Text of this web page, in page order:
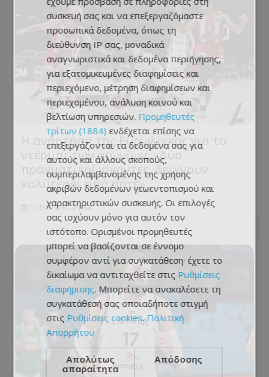
Η ανάρτηση της Ευρωλίγκας για τα
ντέρμπι των αιωνίων: «Δύο
πραγματικοί γίγαντες, δείχνουν
καλύτεροι από ποτέ»
31.07.2026 - 21:54
συσκευή σας και να επεξεργαζόμαστε
προσωπικά δεδομένα, όπως τη
διεύθυνση IP σας, μοναδικά
αναγνωριστικά και δεδομένα περιήγησης,
για εξατομικευμένες διαφημίσεις και
περιεχόμενο, μέτρηση διαφημίσεων και
περιεχομένου, ανάλυση κοινού και
βελτίωση υπηρεσιών. Προμηθευτές
τρίτων (1884) ενδέχεται επίσης να
επεξεργάζονται τα δεδομένα σας για
αυτούς και άλλους σκοπούς,
συμπεριλαμβανομένης της χρήσης
ακριβών δεδομένων γεωεντοπισμού και
χαρακτηριστικών συσκευής. Οι επιλογές
σας ισχύουν μόνο για αυτόν τον
ιστότοπο. Ορισμένοι προμηθευτές
μπορεί να βασίζονται σε έννομο
συμφέρον αντί για συγκατάθεση· έχετε το
δικαίωμα να αντιταχθείτε στις Ρυθμίσεις
διαφήμισης. Μπορείτε να ανακαλέσετε τη
συγκατάθεσή σας οποιαδήποτε στιγμή
στις Ρυθμίσεις cookies. Πολιτική
Απορρήτου
Απολύτως
απαραίτητα
Απόδοσης